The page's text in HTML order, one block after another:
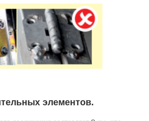
элементов.